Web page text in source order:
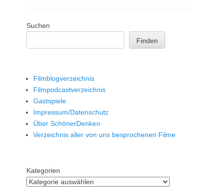
Suchen
Finden
Filmblogverzeichnis
Filmpodcastverzeichnis
Gastspiele
Impressum/Datenschutz
Über SchönerDenken
Verzeichnis aller von uns besprochenen Filme
Kategorien